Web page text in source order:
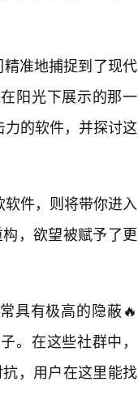
准地捕捉到了现代
阳光下展示的那一
的软件，并探讨这
件，则将带你进入
，欲望被赋予了更
具有极高的隐蔽🔥
。在这些社群中，
，用户在这里能找